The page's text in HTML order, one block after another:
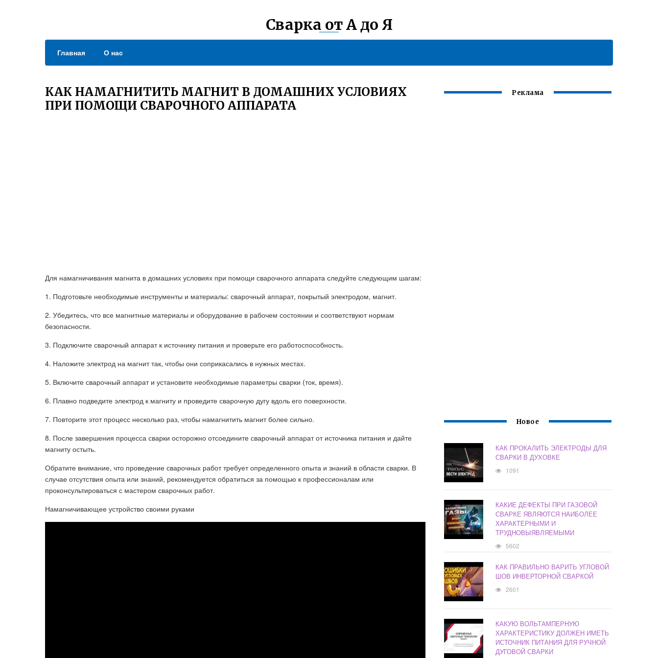
Сварка от А до Я
Главная О нас
КАК НАМАГНИТИТЬ МАГНИТ В ДОМАШНИХ УСЛОВИЯХ
ПРИ ПОМОЩИ СВАРОЧНОГО АППАРАТА
Для намагничивания магнита в домашних условиях при помощи сварочного аппарата следуйте следующим шагам:
1. Подготовьте необходимые инструменты и материалы: сварочный аппарат, покрытый электродом, магнит.
2. Убедитесь, что все магнитные материалы и оборудование в рабочем состоянии и соответствуют нормам
безопасности.
3. Подключите сварочный аппарат к источнику питания и проверьте его работоспособность.
4. Наложите электрод на магнит так, чтобы они соприкасались в нужных местах.
5. Включите сварочный аппарат и установите необходимые параметры сварки (ток, время).
6. Плавно подведите электрод к магниту и проведите сварочную дугу вдоль его поверхности.
7. Повторите этот процесс несколько раз, чтобы намагнитить магнит более сильно.
8. После завершения процесса сварки осторожно отсоедините сварочный аппарат от источника питания и дайте
магниту остыть.
Обратите внимание, что проведение сварочных работ требует определенного опыта и знаний в области сварки. В
случае отсутствия опыта или знаний, рекомендуется обратиться за помощью к профессионалам или
проконсультироваться с мастером сварочных работ.
Намагничивающее устройство своими руками
Реклама
Новое
КАК ПРОКАЛИТЬ ЭЛЕКТРОДЫ ДЛЯ
СВАРКИ В ДУХОВКЕ
1091
КАКИЕ ДЕФЕКТЫ ПРИ ГАЗОВОЙ
СВАРКЕ ЯВЛЯЮТСЯ НАИБОЛЕЕ
ХАРАКТЕРНЫМИ И
ТРУДНОВЫЯВЛЯЕМЫМИ
5602
КАК ПРАВИЛЬНО ВАРИТЬ УГЛОВОЙ
ШОВ ИНВЕРТОРНОЙ СВАРКОЙ
2601
КАКУЮ ВОЛЬТАМПЕРНУЮ
ХАРАКТЕРИСТИКУ ДОЛЖЕН ИМЕТЬ
ИСТОЧНИК ПИТАНИЯ ДЛЯ РУЧНОЙ
ДУГОВОЙ СВАРКИ